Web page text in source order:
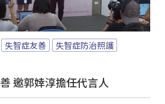
失智症友善
失智症防治照護
邀郭婞淳擔任代言人